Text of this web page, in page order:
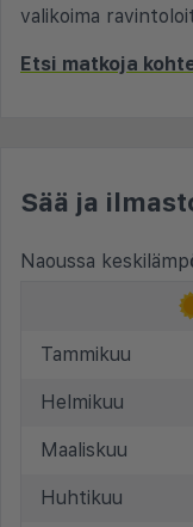
valikoima
Etsi matkoja
Sää ja
Naoussa
Tammikuu
Helmikuu
Maaliskuu
Huhtikuu